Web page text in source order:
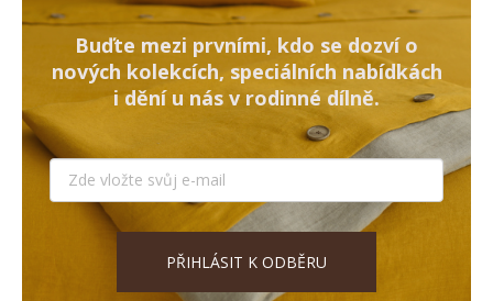
Buďte mezi prvními, kdo se dozví o
nových kolekcích, speciálních nabídkách
i dění u nás v rodinné dílně.
PŘIHLÁSIT K ODBĚRU